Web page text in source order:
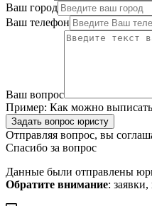
Ваш город
Ваш телефон
Ваш вопрос
Пример: Как можно
Задать вопрос юристу
Отправляя вопрос, вы
Спасибо за вопрос
Данные были отправлены
Обратите внимание: